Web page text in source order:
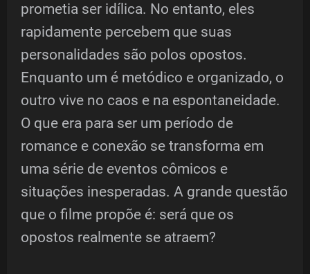
prometia ser idílica. No entanto, eles
rapidamente percebem que suas
personalidades são polos opostos.
Enquanto um é metódico e organizado, o
outro vive no caos e na espontaneidade.
O que era para ser um período de
romance e conexão se transforma em
uma série de eventos cômicos e
situações inesperadas. A grande questão
que o filme propõe é: será que os
opostos realmente se atraem?